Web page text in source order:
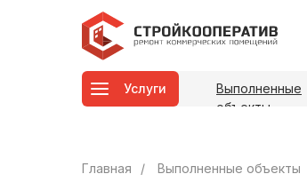
Услуги
Выполненные
объекты
Главная / Выполненные объекты